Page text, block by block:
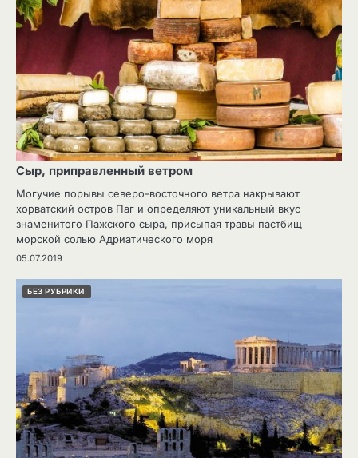
Сыр, приправленный ветром
Могучие порывы северо-восточного ветра накрывают
хорватский остров Паг и определяют уникальный вкус
знаменитого Пажского сыра, присыпая травы пастбищ
морской солью Адриатического моря
05.07.2019
БЕЗ РУБРИКИ